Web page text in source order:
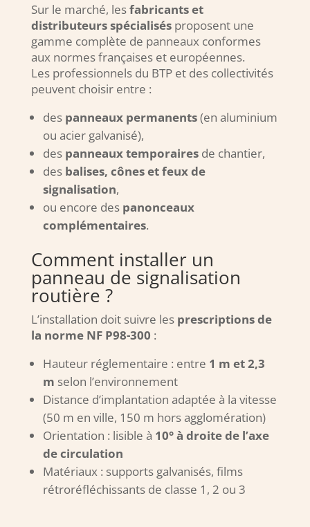
Sur le marché, lesfabricants et
distributeurs spécialisésproposent une
gamme complète de panneaux conformes
aux normes françaises et européennes.
Les professionnels du BTP et des collectivités
peuvent choisir entre :
des panneaux permanents(en aluminium
ou acier galvanisé),
des panneaux temporairesde chantier,
des balises, cônes et feux de
signalisation,
ou encore des panonceaux
complémentaires.
Comment installer un
panneau de signalisation
routière ?
L’installation doit suivre les prescriptions de
la norme NF P98-300 :
Hauteur réglementaire : entre 1 m et 2,3
m selon l’environnement
Distance d’implantation adaptée à la vitesse
(50 m en ville, 150 m hors agglomération)
Orientation : lisible à 10° à droite de l’axe
de circulation
Matériaux : supports galvanisés, films
rétroréfléchissants de classe 1, 2 ou 3